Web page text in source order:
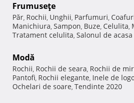
Frumuseţe
Păr, Rochii, Unghii, Parfumuri,
Manichiura, Sampon, Buze, Celulita,
Tratament celulita, Salonul de acasa
Modă
Rochii, Rochii de seara, Rochii de
Pantofi, Rochii elegante, Inele de
Ochelari de soare, Tendinte 2020